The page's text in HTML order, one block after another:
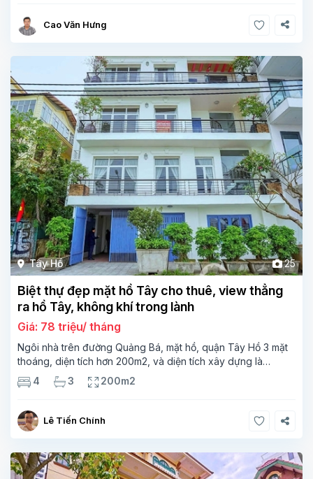
Cao Văn Hưng
Tây Hồ 25
Biệt thự đẹp mặt hồ Tây cho thuê, view thẳng
ra hồ Tây, không khí trong lành
Giá: 78 triệu/ tháng
Ngôi nhà trên đường Quảng Bá, mặt hồ, quận Tây Hồ 3 mặt
thoáng, diện tích hơn 200m2, và diện tích xây dựng là
180m2, 4 phòng ngủ được trang trí đẹp mắt và ấm cúng, có
ban công mở
4 3 200m2
Lê Tiến Chính